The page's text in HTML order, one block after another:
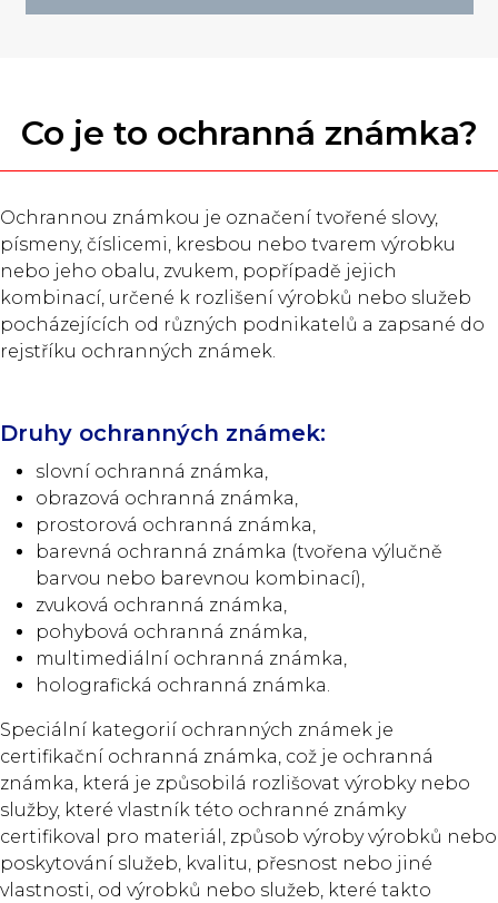
Co je to ochranná známka?
Ochrannou známkou je označení tvořené slovy,
písmeny, číslicemi, kresbou nebo tvarem výrobku
nebo jeho obalu, zvukem, popřípadě jejich
kombinací, určené k rozlišení výrobků nebo služeb
pocházejících od různých podnikatelů a zapsané do
rejstříku ochranných známek.
Druhy ochranných známek:
slovní ochranná známka,
obrazová ochranná známka,
prostorová ochranná známka,
barevná ochranná známka (tvořena výlučně
barvou nebo barevnou kombinací),
zvuková ochranná známka,
pohybová ochranná známka,
multimediální ochranná známka,
holografická ochranná známka.
Speciální kategorií ochranných známek je
certifikační ochranná známka, což je ochranná
známka, která je způsobilá rozlišovat výrobky nebo
služby, které vlastník této ochranné známky
certifikoval pro materiál, způsob výroby výrobků nebo
poskytování služeb, kvalitu, přesnost nebo jiné
vlastnosti, od výrobků nebo služeb, které takto